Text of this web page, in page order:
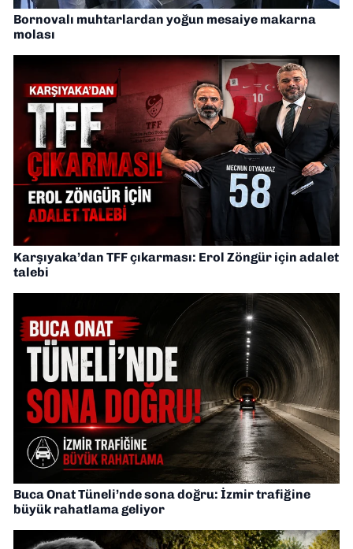
Bornovalı muhtarlardan yoğun mesaiye makarna
molası
Karşıyaka’dan TFF çıkarması: Erol Zöngür için adalet
talebi
Buca Onat Tüneli’nde sona doğru: İzmir trafiğine
büyük rahatlama geliyor